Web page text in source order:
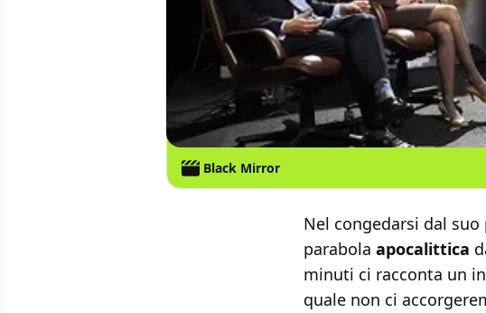
Black Mirror
Nel congedarsi dal suo
parabola apocalittica
minuti ci racconta un
quale non ci